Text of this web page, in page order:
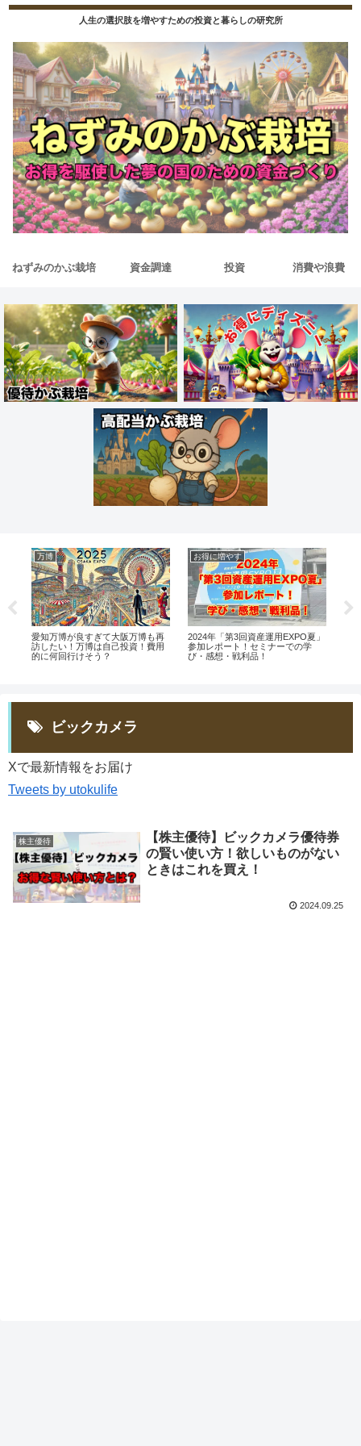
人生の選択肢を増やすための投資と暮らしの研究所
ねずみのかぶ栽培 資金調達 投資 消費や浪費
万博
愛知万博が良すぎて大阪万博も再
訪したい！万博は自己投資！費用
的に何回行けそう？
お得に増やす
2024年「第3回資産運用EXPO夏」
参加レポート！セミナーでの学
び・感想・戦利品！
ビックカメラ
Xで最新情報をお届け
Tweets by utokulife
株主優待
【株主優待】ビックカメラ優待券
の賢い使い方！欲しいものがない
ときはこれを買え！
2024.09.25